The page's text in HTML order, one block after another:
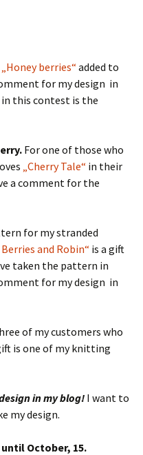
„Honey berries“ added to
for my design in
this contest is the
For one of those who
„Cherry Tale“ in their
a comment for the
for my stranded
Berries and Robin“ is a gift
taken the pattern in
for my design in
of my customers who
is one of my knitting
in my blog! I want to
my design.
October, 15.